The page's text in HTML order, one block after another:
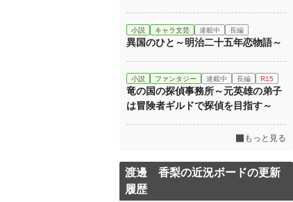
小説 キャラ文芸 連載中 長編
異国のひと～明治二十五年恋物語～
小説 ファンタジー 連載中 長編 R15
竜の国の探偵事務所～元英雄の弟子
は冒険者ギルドで探偵を目指す～
もっと見る
渡邊 香梨の近況ボードの更新
履歴